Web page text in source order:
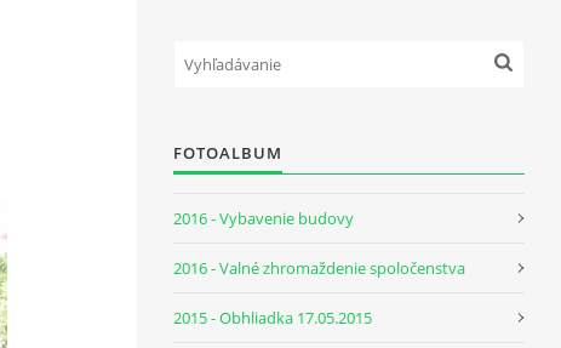
FOTOALBUM
2016 - Vybavenie budovy
2016 - Valné zhromaždenie spoločenstva
2015 - Obhliadka 17.05.2015